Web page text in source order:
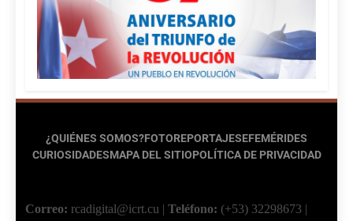
¿QUIÉNES SOMOS?FOTOREPORTAJESEFEMÉRIDES
CURIOSIDADESMAPA DEL SITIOPOLÍTICA DE PRIVACIDAD
Correo: rcadigital@icrt.cu | Teléfono: (+53) 32298673 |